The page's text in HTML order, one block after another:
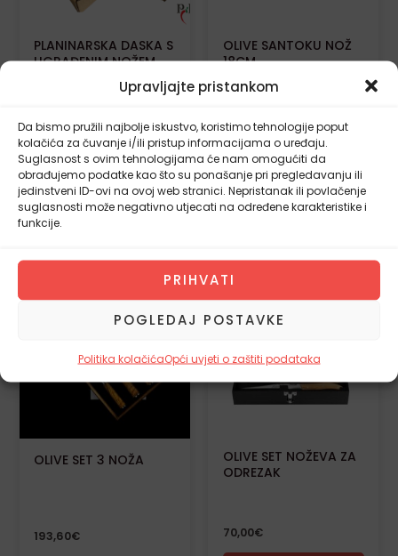
Upravljajte pristankom
Da bismo pružili najbolje iskustvo, koristimo tehnologije poput
kolačića za čuvanje i/ili pristup informacijama o uređaju.
Suglasnost s ovim tehnologijama će nam omogućiti da
obrađujemo podatke kao što su ponašanje pri pregledavanju ili
jedinstveni ID-ovi na ovoj web stranici. Nepristanak ili povlačenje
suglasnosti može negativno utjecati na određene karakteristike i
funkcije.
PRIHVATI
POGLEDAJ POSTAVKE
Politika kolačićaOpći uvjeti o zaštiti podataka
PLANINARSKA DASKA S
UGRAĐENIM NOŽEM
39,20€
DODAJ U
KOŠARICU
OLIVE SANTOKU NOŽ
18CM
81,60 €
DODAJ U
KOŠARICU
OLIVE SET 3 NOŽA
193,60€
OLIVE SET NOŽEVA ZA
ODREZAK
70,00€